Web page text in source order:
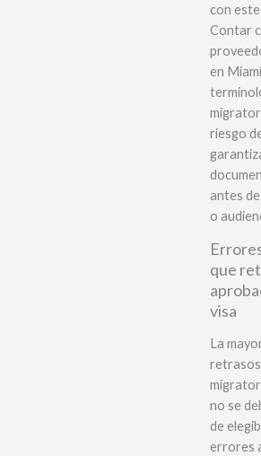
con
Contar
en
riesgo
antes
o
que
visa
La
no se
de
errores